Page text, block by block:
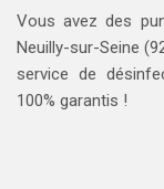
Vous avez des
Neuilly-sur-Seine
service de
100% garantis !